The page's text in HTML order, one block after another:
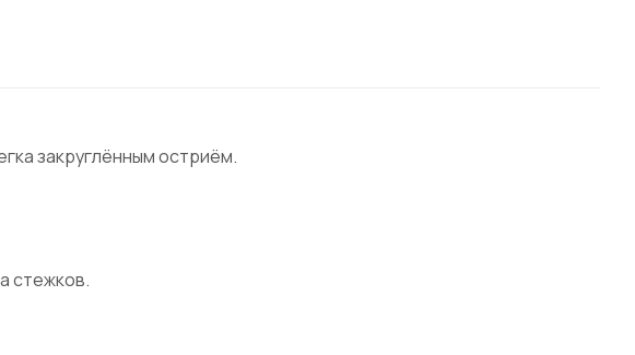
закруглённым остриём.
стежков.